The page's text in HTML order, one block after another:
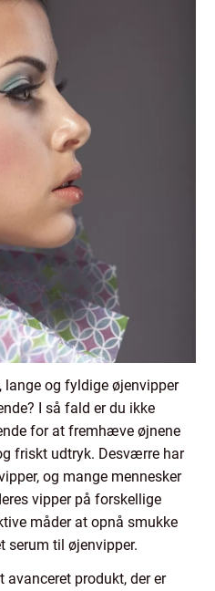
lange og fyldige øjenvipper
I så fald er du ikke
for at fremhæve øjnene
friskt udtryk. Desværre har
og mange mennesker
vipper på forskellige
måder at opnå smukke
serum til øjenvipper.
avanceret produkt, der er